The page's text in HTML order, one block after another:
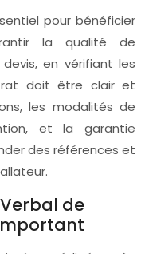
pour bénéficier
la qualité de
devis, en vérifiant les
doit être clair et
les modalités de
et la garantie
des références et
de